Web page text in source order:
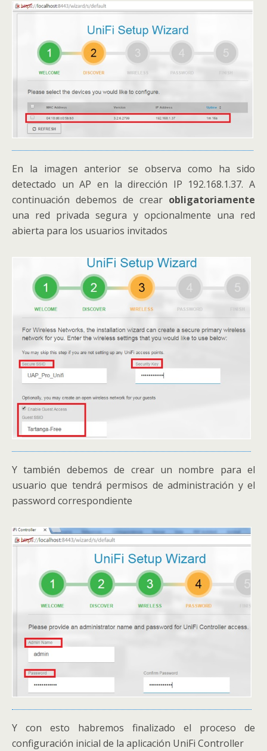
En la imagen anterior se observa como ha sido
detectado un AP en la dirección IP 192.168.1.37. A
continuación debemos de crear obligatoriamente
una red privada segura y opcionalmente una red
abierta para los usuarios invitados
Y también debemos de crear un nombre para el
usuario que tendrá permisos de administración y el
password correspondiente
Y con esto habremos finalizado el proceso de
configuración inicial de la aplicación UniFi Controller